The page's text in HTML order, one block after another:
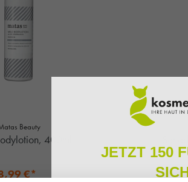
Beauty
400ml
€*
JETZT 150